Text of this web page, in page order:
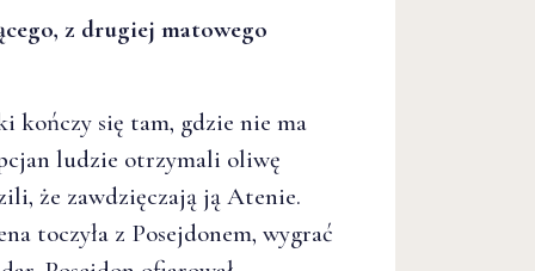
z drugiej matowego
kończy się tam, gdzie nie ma
ludzie otrzymali oliwę
że zawdzięczają ją Atenie.
toczyła z Posejdonem, wygrać